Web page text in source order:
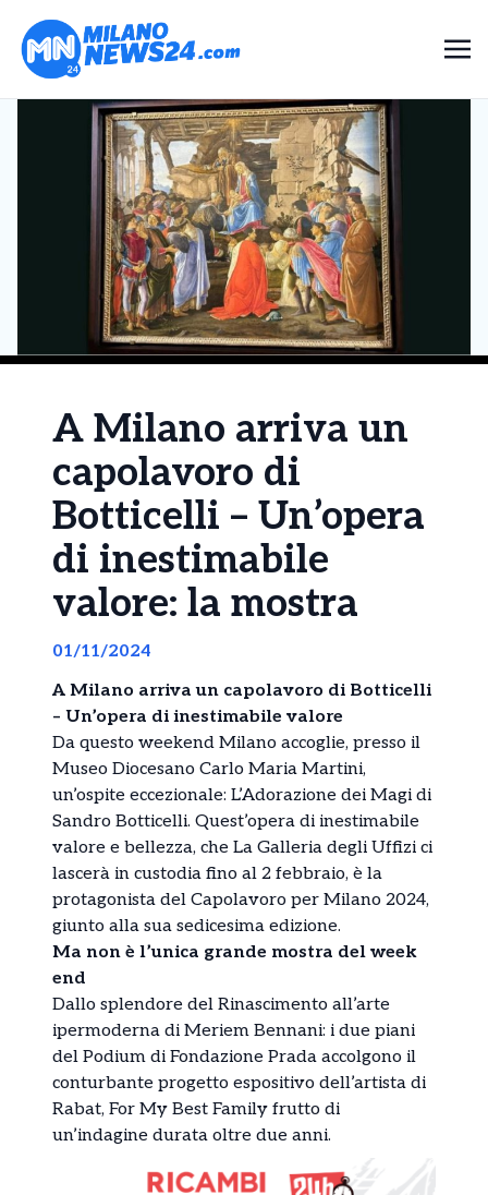
A Milano arriva un
capolavoro di
Botticelli – Un’opera
di inestimabile
valore: la mostra
01/11/2024
A Milano arriva un capolavoro di Botticelli
– Un’opera di inestimabile valore
Da questo weekend Milano accoglie, presso il
Museo Diocesano Carlo Maria Martini,
un’ospite eccezionale: L’Adorazione dei Magi di
Sandro Botticelli. Quest’opera di inestimabile
valore e bellezza, che La Galleria degli Uffizi ci
lascerà in custodia fino al 2 febbraio, è la
protagonista del Capolavoro per Milano 2024,
giunto alla sua sedicesima edizione.
Ma non è l’unica grande mostra del week
end
Dallo splendore del Rinascimento all’arte
ipermoderna di Meriem Bennani: i due piani
del Podium di Fondazione Prada accolgono il
conturbante progetto espositivo dell’artista di
Rabat, For My Best Family frutto di
un’indagine durata oltre due anni.